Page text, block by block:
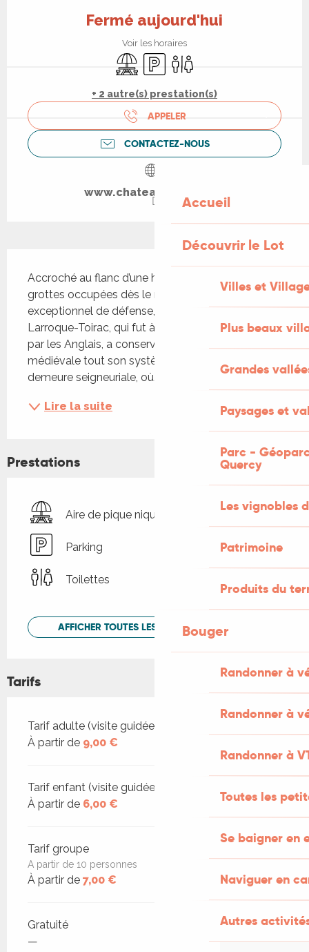
Accueil
Découvrir le Lot
Villes et
Plus beaux
Grandes
Paysages et
Parc -
Quercy
Les vignobles
Patrimoine
Produits du
Bouger
Randonner à
Randonner à
Randonner à
Toutes les
Se baigner en
Naviguer en
Autres
Fermé aujourd'hui
Voir les horaires
Aire de pique nique
ParkingToilettes
+ 2 autre(s) prestation(s)
APPELER
CONTACTEZ-NOUS
www.chateautoirac.com
Accroché au flanc d’une haute falaise munie de
grottes occupées dès le néolithique, dans un site
exceptionnel de défense, le Château de
Larroque-Toirac, qui fut à plusieurs reprises pris
par les Anglais, a conservé dans sa partie
médiévale tout son système défensif. La
demeure seigneuriale, où...
Lire la suite
Prestations
Aire de pique nique
Parking
Toilettes
AFFICHER TOUTES LES PRESTATIONS
Tarifs
Tarifs 2026
Tarif adulte (visite guidée)
À partir de 9,00 €
Tarif enfant (visite guidée)
À partir de 6,00 €
Tarif groupe
A partir de 10 personnes
À partir de 7,00 €
Gratuité
—